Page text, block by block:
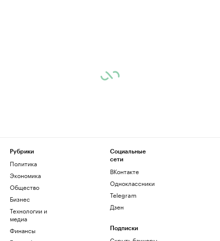
Рубрики
Политика
Экономика
Общество
Бизнес
Технологии и
медиа
Финансы
Социальные
сети
ВКонтакте
Одноклассники
Telegram
Дзен
Подписки